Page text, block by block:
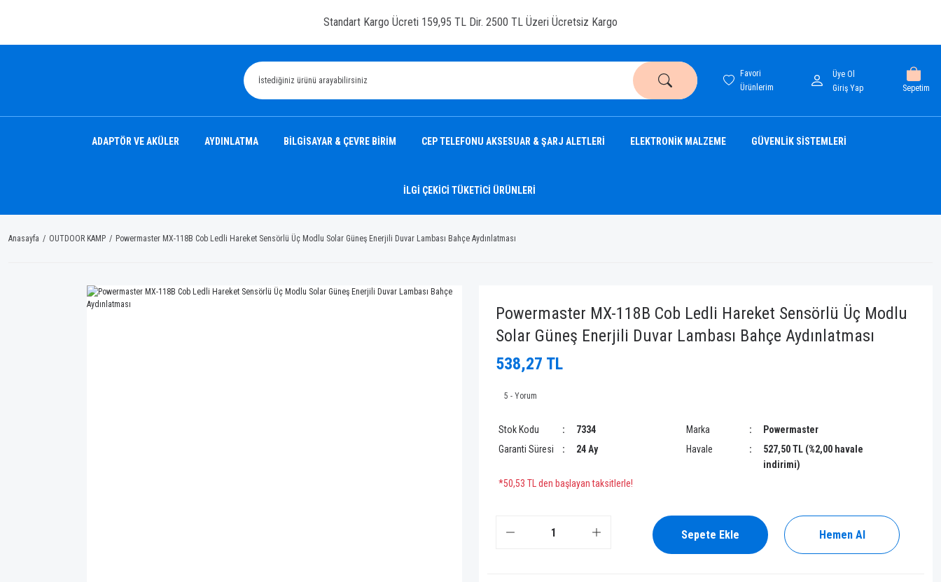
Standart Kargo Ücreti 159,95 TL Dir. 2500 TL Üzeri Ücretsiz Kargo
Favori
Ürünlerim
Giriş Yap
Üye Ol
Sepetim
ADAPTÖR VE AKÜLER AYDINLATMA BİLGİSAYAR & ÇEVRE BİRİM CEP TELEFONU AKSESUAR & ŞARJ ALETLERİ ELEKTRONİK MALZEME GÜVENLİK SİSTEMLERİ
İLGİ ÇEKİCİ TÜKETİCİ ÜRÜNLERİ
Anasayfa OUTDOOR KAMP Powermaster MX-118B Cob Ledli Hareket Sensörlü Üç Modlu Solar Güneş Enerjili Duvar Lambası Bahçe Aydınlatması
Powermaster MX-118B Cob Ledli Hareket Sensörlü Üç Modlu
Solar Güneş Enerjili Duvar Lambası Bahçe Aydınlatması
538,27 TL
5 - Yorum
Stok Kodu 7334 Marka
Powermaster
Garanti Süresi
24 Ay Havale
527,50 TL (%2,00 havale
indirimi)
*50,53 TL den başlayan taksitlerle!
Sepete Ekle Hemen Al